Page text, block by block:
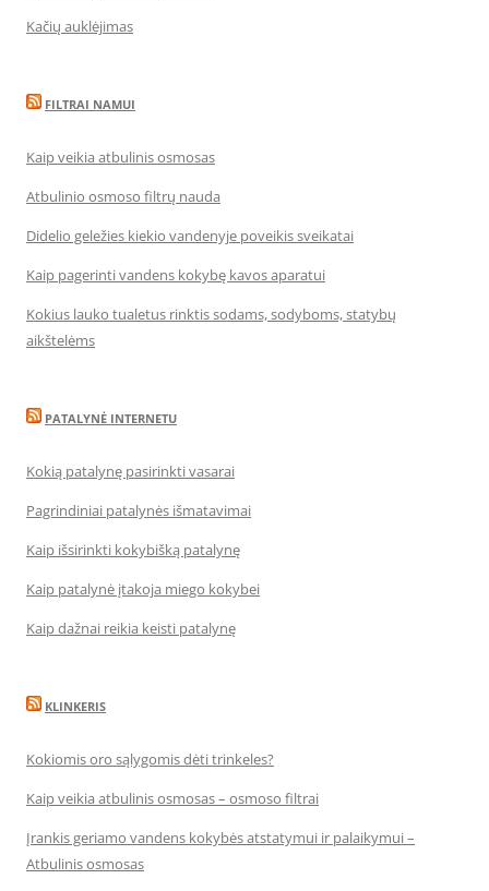
Kačių auklėjimas
FILTRAI NAMUI
Kaip veikia atbulinis osmosas
Atbulinio osmoso filtrų nauda
Didelio geležies kiekio vandenyje poveikis sveikatai
Kaip pagerinti vandens kokybę kavos aparatui
Kokius lauko tualetus rinktis sodams, sodyboms, statybų
aikštelėms
PATALYNĖ INTERNETU
Kokią patalynę pasirinkti vasarai
Pagrindiniai patalynės išmatavimai
Kaip išsirinkti kokybišką patalynę
Kaip patalynė įtakoja miego kokybei
Kaip dažnai reikia keisti patalynę
KLINKERIS
Kokiomis oro sąlygomis dėti trinkeles?
Kaip veikia atbulinis osmosas – osmoso filtrai
Įrankis geriamo vandens kokybės atstatymui ir palaikymui –
Atbulinis osmosas